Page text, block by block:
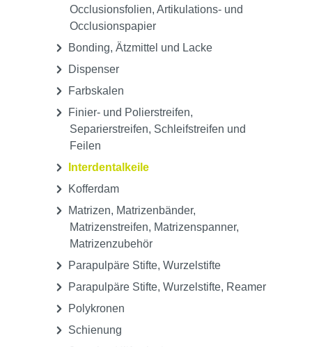
Occlusionsfolien, Artikulations- und
Occlusionspapier
Bonding, Ätzmittel und Lacke
Dispenser
Farbskalen
Finier- und Polierstreifen,
Separierstreifen, Schleifstreifen und
Feilen
Interdentalkeile
Kofferdam
Matrizen, Matrizenbänder,
Matrizenstreifen, Matrizenspanner,
Matrizenzubehör
Parapulpäre Stifte, Wurzelstifte
Parapulpäre Stifte, Wurzelstifte, Reamer
Polykronen
Schienung